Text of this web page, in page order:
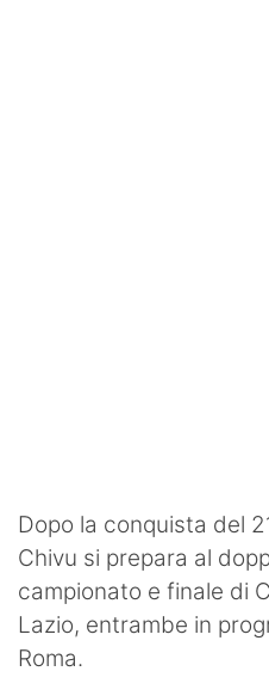
Dopo la conquista del
Chivu si prepara al
campionato e finale di
Lazio, entrambe in
Roma.